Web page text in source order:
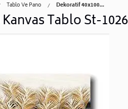
Tablo Ve Pano Dekoratif 40x100...
Tablo St-1026